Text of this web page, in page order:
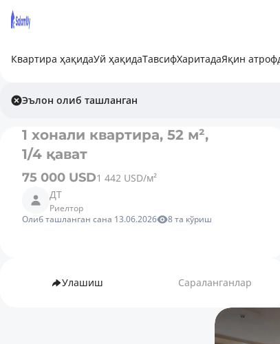
Квартира ҳақидаУй ҳақидаТавсифХаритадаЯқин
Эълон олиб ташланган
1 хонали квартира, 52 м²,
1/4 қават
75 000 USD1 442 USD/м²
ДТ
Риелтор
Олиб ташланган сана 13.06.2026
8 та кўриш
Улашиш Сараланганлар